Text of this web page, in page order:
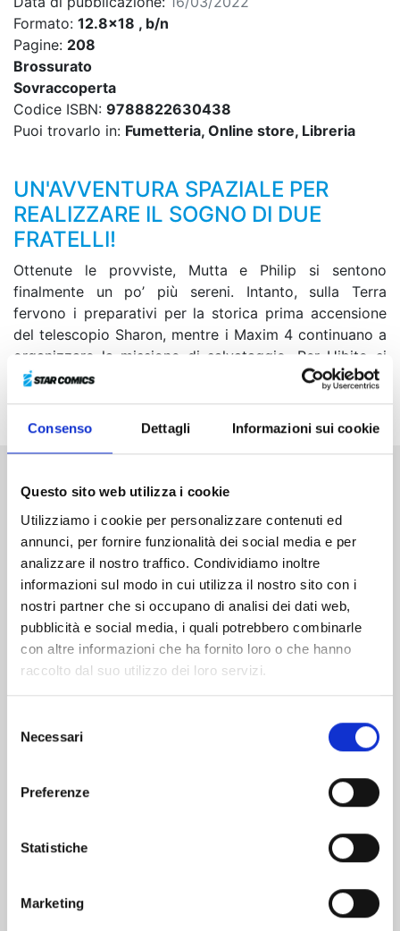
Consenso Dettagli Informazioni sui cookie
Questo sito web utilizza i cookie
Utilizziamo i cookie per personalizzare contenuti ed
annunci, per fornire funzionalità dei social media e per
analizzare il nostro traffico. Condividiamo inoltre
informazioni sul modo in cui utilizza il nostro sito con i
nostri partner che si occupano di analisi dei dati web,
pubblicità e social media, i quali potrebbero combinarle
con altre informazioni che ha fornito loro o che hanno
raccolto dal suo utilizzo dei loro servizi.
delNecessari
Preferenze
Statistiche
Marketing
Formato: 12.8x18 , b/n
Pagine: 208
Brossurato
Sovraccoperta
Codice ISBN: 9788822630438
Puoi trovarlo in: Fumetteria, Online store, Libreria
UN'AVVENTURA SPAZIALE PER
REALIZZARE IL SOGNO DI DUE
FRATELLI!
Ottenute le provviste, Mutta e Philip si sentono
finalmente un po’ più sereni. Intanto, sulla Terra
fervono i preparativi per la storica prima accensione
del telescopio Sharon, mentre i Maxim 4 continuano a
organizzare la missione di salvataggio. Per Hibito si
avvicina dunque il momento di tornare una seconda
volta sulla Luna…
Altri volumi della serie
UCHU KYODAI - FRATELLI NELLO SPAZIO n. 43